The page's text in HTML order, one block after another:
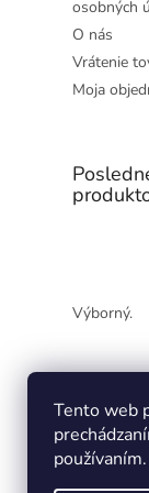
Tento web
osobných
O nás
Vrátenie
Moja
Výborný.